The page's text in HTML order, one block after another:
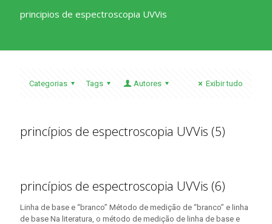
principios de espectroscopia UVVis
Categorias Tags Autores Exibir tudo
princípios de espectroscopia UVVis (5)
princípios de espectroscopia UVVis (6)
Linha de base e “branco” Método de medição de “branco” e linha
de base Na literatura, o método de medição de linha de base e